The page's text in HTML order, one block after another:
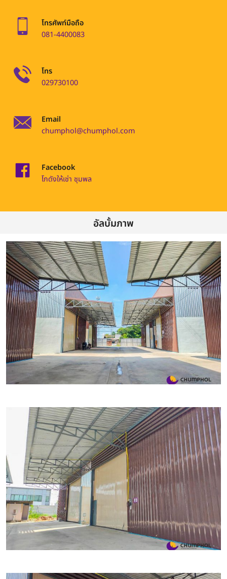
โทรศัพท์มือถือ
081-4400083
โทร
029730100
Email
chumphol@chumphol.com
Facebook
โกดังให้เช่า ชุมพล
อัลบั้มภาพ